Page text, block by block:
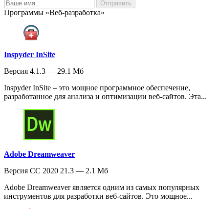
Программы «Веб-разработка»
Inspyder InSite
Версия 4.1.3 — 29.1 Мб
Inspyder InSite – это мощное программное обеспечение,
разработанное для анализа и оптимизации веб-сайтов. Эта...
Adobe Dreamweaver
Версия CC 2020 21.3 — 2.1 Мб
Adobe Dreamweaver является одним из самых популярных
инструментов для разработки веб-сайтов. Это мощное...